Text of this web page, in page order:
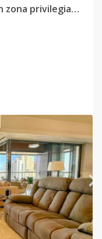
Moderna Torre Condo-hotel en zona privilegiada de Piantini